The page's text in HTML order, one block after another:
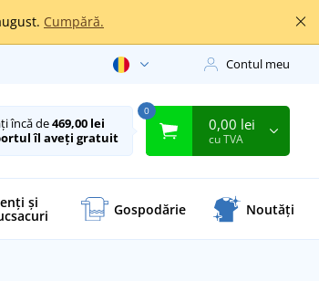
Cumpără.
Contul meu
încă de469,00 lei
îl aveți gratuit
0
0,00 lei
cu TVA
și Gospodărie Noutăți